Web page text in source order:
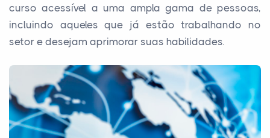
curso acessível a uma ampla gama de pessoas,
incluindo aqueles que já estão trabalhando no
setor e desejam aprimorar suas habilidades.